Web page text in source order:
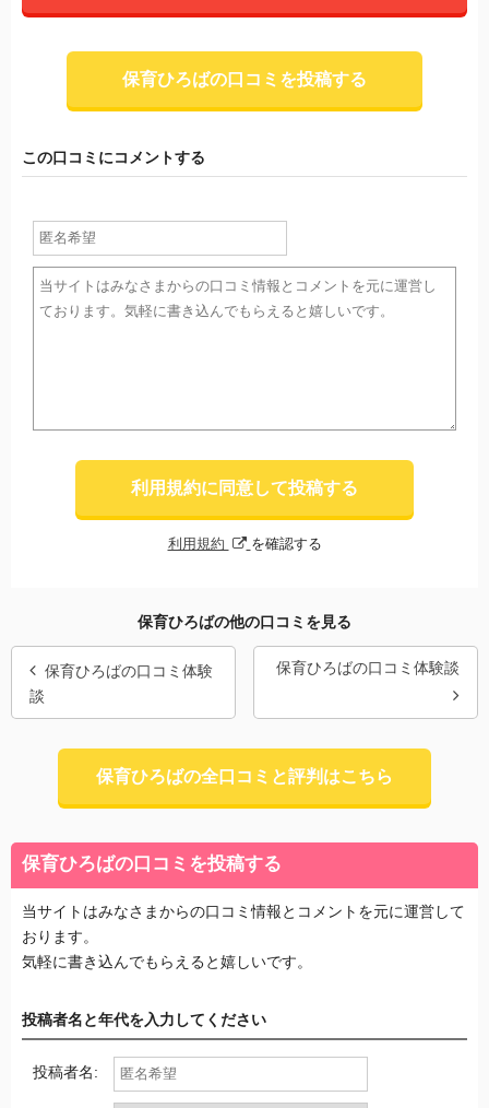
保育ひろばの口コミを投稿する
この口コミにコメントする
利用規約に同意して投稿する
利用規約 を確認する
保育ひろばの他の口コミを見る
保育ひろばの口コミ体験
談
保育ひろばの口コミ体験談
保育ひろばの全口コミと評判はこちら
保育ひろばの口コミを投稿する
当サイトはみなさまからの口コミ情報とコメントを元に運営して
おります。
気軽に書き込んでもらえると嬉しいです。
投稿者名と年代を入力してください
投稿者名: